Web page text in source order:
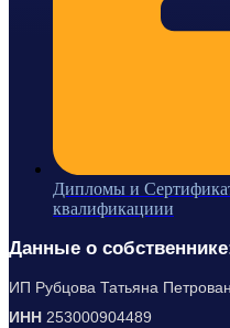
Дипломы и
квалификациии
Данные о
ИП Рубцова Татьяна Петрован
ИНН 253000904489